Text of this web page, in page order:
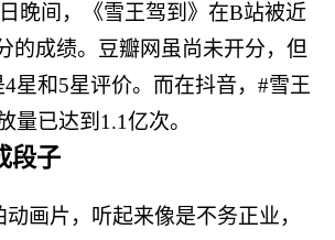
晚间，《雪王驾到》在B站被近
的成绩。豆瓣网虽尚未开分，但
星和5星评价。而在抖音，#雪王
量已达到1.1亿次。
段子
画片，听起来像是不务正业，